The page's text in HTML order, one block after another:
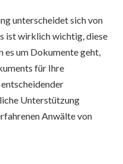
unterscheidet sich von
ist wirklich wichtig, diese
es um Dokumente geht,
für Ihre
Unterstützung
Anwälte von